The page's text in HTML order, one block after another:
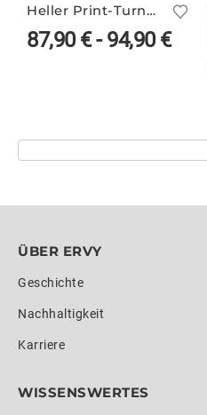
Heller Print-Turnanzug FEYRA/2
87,90€-94,90€
ÜBER ERVY
Geschichte
Nachhaltigkeit
Karriere
WISSENSWERTES